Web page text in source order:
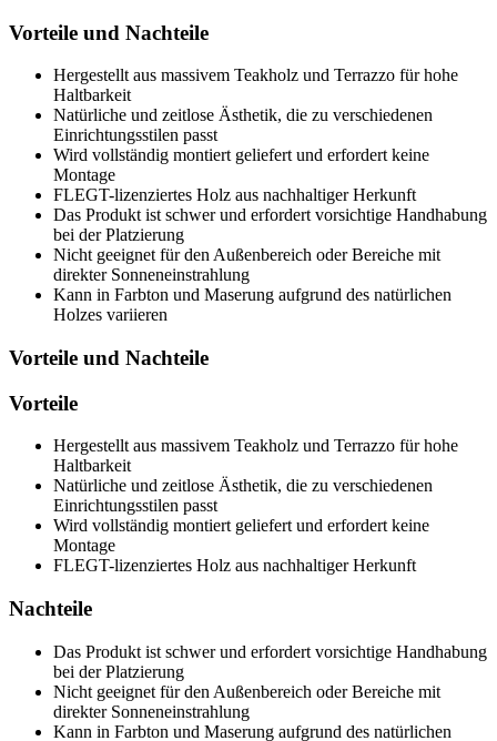
Vorteile und Nachteile
Hergestellt aus massivem Teakholz und Terrazzo für hohe
Haltbarkeit
Natürliche und zeitlose Ästhetik, die zu verschiedenen
Einrichtungsstilen passt
Wird vollständig montiert geliefert und erfordert keine
Montage
FLEGT-lizenziertes Holz aus nachhaltiger Herkunft
Das Produkt ist schwer und erfordert vorsichtige Handhabung
bei der Platzierung
Nicht geeignet für den Außenbereich oder Bereiche mit
direkter Sonneneinstrahlung
Kann in Farbton und Maserung aufgrund des natürlichen
Holzes variieren
Vorteile und Nachteile
Vorteile
Hergestellt aus massivem Teakholz und Terrazzo für hohe
Haltbarkeit
Natürliche und zeitlose Ästhetik, die zu verschiedenen
Einrichtungsstilen passt
Wird vollständig montiert geliefert und erfordert keine
Montage
FLEGT-lizenziertes Holz aus nachhaltiger Herkunft
Nachteile
Das Produkt ist schwer und erfordert vorsichtige Handhabung
bei der Platzierung
Nicht geeignet für den Außenbereich oder Bereiche mit
direkter Sonneneinstrahlung
Kann in Farbton und Maserung aufgrund des natürlichen